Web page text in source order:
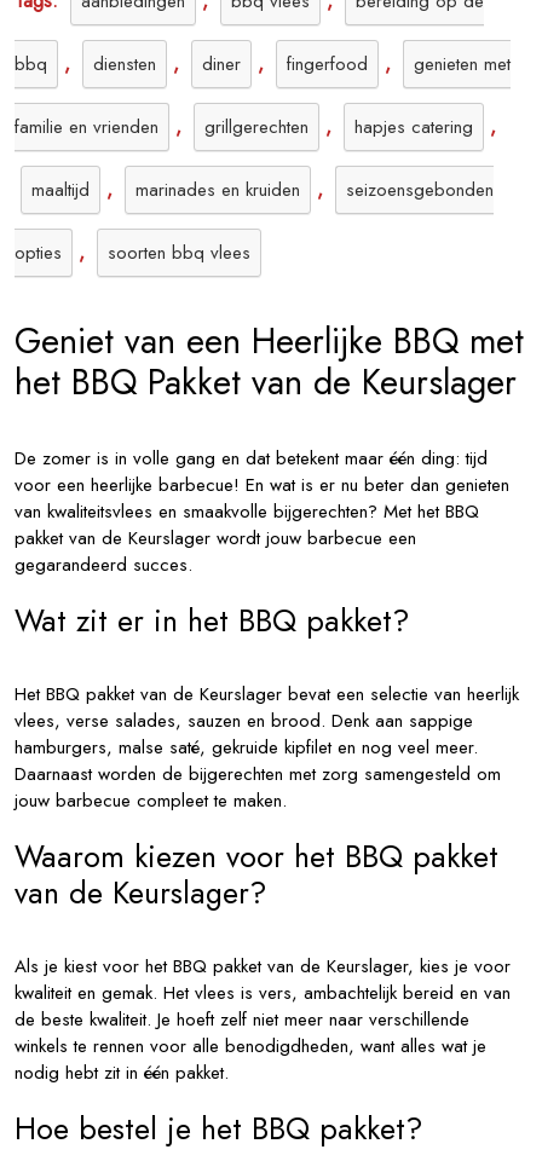
bbq , diensten , diner , fingerfood , genieten met
familie en vrienden , grillgerechten , hapjes catering ,
maaltijd , marinades en kruiden , seizoensgebonden
opties , soorten bbq vlees
Geniet van een Heerlijke BBQ met
het BBQ Pakket van de Keurslager
De zomer is in volle gang en dat betekent maar één ding: tijd
voor een heerlijke barbecue! En wat is er nu beter dan genieten
van kwaliteitsvlees en smaakvolle bijgerechten? Met het BBQ
pakket van de Keurslager wordt jouw barbecue een
gegarandeerd succes.
Wat zit er in het BBQ pakket?
Het BBQ pakket van de Keurslager bevat een selectie van heerlijk
vlees, verse salades, sauzen en brood. Denk aan sappige
hamburgers, malse saté, gekruide kipfilet en nog veel meer.
Daarnaast worden de bijgerechten met zorg samengesteld om
jouw barbecue compleet te maken.
Waarom kiezen voor het BBQ pakket
van de Keurslager?
Als je kiest voor het BBQ pakket van de Keurslager, kies je voor
kwaliteit en gemak. Het vlees is vers, ambachtelijk bereid en van
de beste kwaliteit. Je hoeft zelf niet meer naar verschillende
winkels te rennen voor alle benodigdheden, want alles wat je
nodig hebt zit in één pakket.
Hoe bestel je het BBQ pakket?